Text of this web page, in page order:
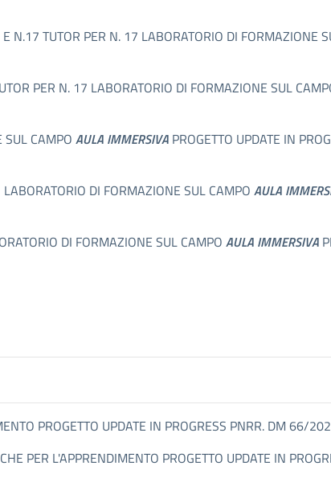
TUTOR PER N. 17 LABORATORIO DI FORMAZIONE
PER N. 17 LABORATORIO DI FORMAZIONE SUL
SUL CAMPO AULA IMMERSIVA PROGETTO UPDATE IN
DI FORMAZIONE SUL CAMPO AULA
DI FORMAZIONE SUL CAMPO AULA IMMERSIVA
PROGETTO UPDATE IN PROGRESS PNRR. DM 66/
PER L'APPRENDIMENTO PROGETTO UPDATE IN